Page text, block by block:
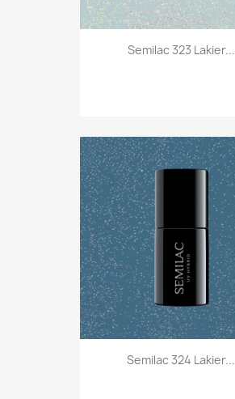
Semilac 323 Lakier...
Semilac 324 Lakier...